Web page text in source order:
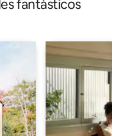
fantásticos